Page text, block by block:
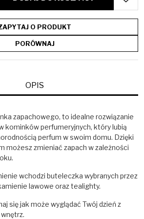
O PRODUKT
PORÓWNAJ
OPIS
zapachowego, to idealne rozwiązanie
kominków perfumeryjnych, który lubią
perfum w swoim domu. Dzięki
możesz zmieniać zapach w zależności
wchodzi buteleczka wybranych przez
lawowe oraz tealighty.
się jak może wyglądać Twój dzień z